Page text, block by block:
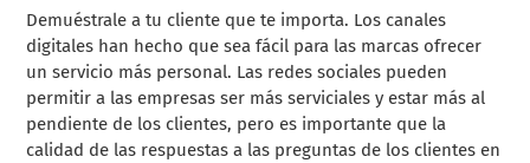
Demuéstrale a tu cliente que te importa. Los canales
digitales han hecho que sea fácil para las marcas ofrecer
un servicio más personal. Las redes sociales pueden
permitir a las empresas ser más serviciales y estar más al
pendiente de los clientes, pero es importante que la
calidad de las respuestas a las preguntas de los clientes en